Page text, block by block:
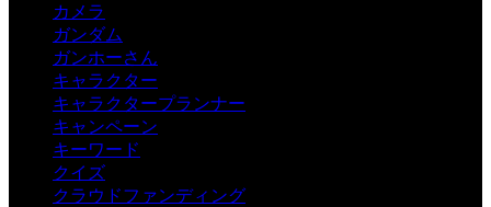
カメラ
ガンダム
ガンホーさん
キャラクター
キャラクタープランナー
キャンペーン
キーワード
クイズ
クラウドファンディング